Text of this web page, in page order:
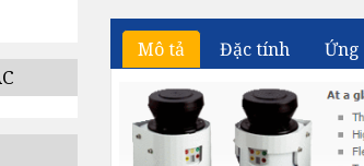
Mô tả Đặc tính